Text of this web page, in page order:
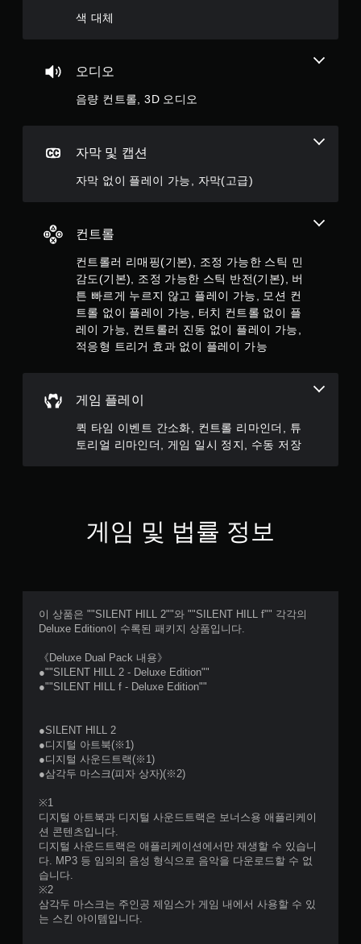
색 대체
오디오
음량 컨트롤, 3D 오디오
자막 및 캡션
자막 없이 플레이 가능, 자막(고급)
컨트롤
컨트롤러 리매핑(기본), 조정 가능한 스틱 민
감도(기본), 조정 가능한 스틱 반전(기본), 버
튼 빠르게 누르지 않고 플레이 가능, 모션 컨
트롤 없이 플레이 가능, 터치 컨트롤 없이 플
레이 가능, 컨트롤러 진동 없이 플레이 가능,
적응형 트리거 효과 없이 플레이 가능
켜
도
임
레
할
수
있
니
.
적
응
형
트
효
없
이
능
에
응
형
항
기
능
지
않
고
도
을
플
레
이
있
습
게임 플레이
퀵 타임 이벤트 간소화, 컨트롤 리마인더, 튜
토리얼 리마인더, 게임 일시 정지, 수동 저장
게임 및 법률 정보
이 상품은 ""SILENT HILL 2""와 ""SILENT HILL f"" 각각의
Deluxe Edition이 수록된 패키지 상품입니다.
《Deluxe Dual Pack 내용》
●""SILENT HILL 2 - Deluxe Edition""
●""SILENT HILL f - Deluxe Edition""
●SILENT HILL 2
●디지털 아트북(※1)
●디지털 사운드트랙(※1)
●삼각두 마스크(피자 상자)(※2)
※1
디지털 아트북과 디지털 사운드트랙은 보너스용 애플리케이
션 콘텐츠입니다.
디지털 사운드트랙은 애플리케이션에서만 재생할 수 있습니
다. MP3 등 임의의 음성 형식으로 음악을 다운로드할 수 없
습니다.
※2
삼각두 마스크는 주인공 제임스가 게임 내에서 사용할 수 있
는 스킨 아이템입니다.